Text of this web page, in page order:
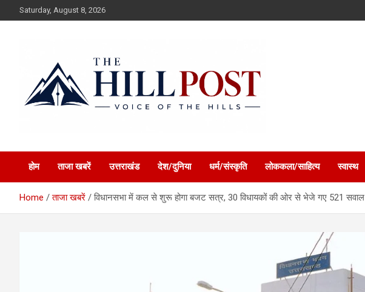
to
Saturday, August 8, 2026
The Hillpost
होम ताजा खबरें उत्तराखंड देश/दुनिया धर्म/संस्कृति लोककला/साहित्य स्वास्थ
Home ताजा खबरें विधानसभा में कल से शुरू होगा बजट सत्र, 30 विधायकों की ओर से भेजे गए 521 सवाल